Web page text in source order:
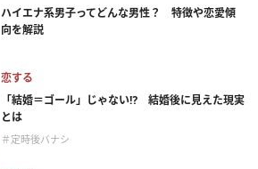
ハイエナ系男子ってどんな男性？ 特徴や恋愛傾
向を解説
恋する
「結婚＝ゴール」じゃない⁉ 結婚後に見えた現実
とは
＃定時後バナシ